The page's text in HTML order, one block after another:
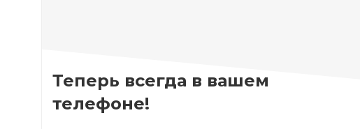
Теперь всегда в вашем
телефоне!